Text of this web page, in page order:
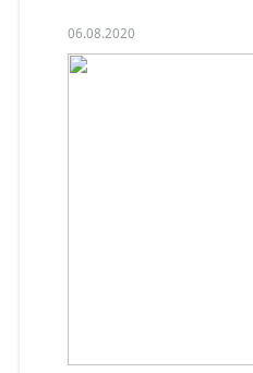
Британского Красного
Креста.
06.08.2020